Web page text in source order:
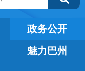
政务公开
魅力巴州